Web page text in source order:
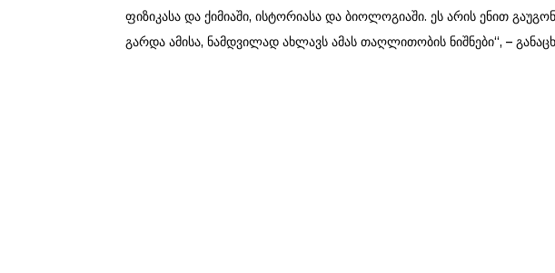
ფიზიკასა და ქიმიაში, ისტორიასა და ბიოლოგიაში. ეს არის ენით
გარდა ამისა, ნამდვილად ახლავს ამას თაღლითობის ნიშნები“, –